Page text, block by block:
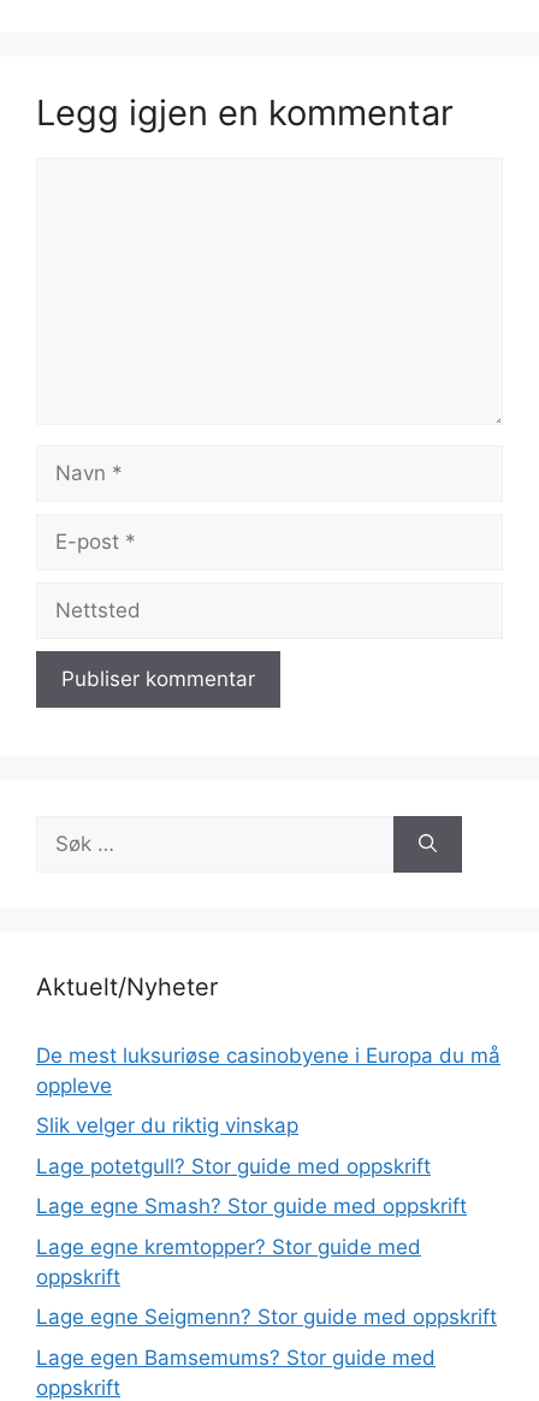
Legg igjen en kommentar
post
etter:
Aktuelt/Nyheter
De mest luksuriøse casinobyene i Europa du må
oppleve
Slik velger du riktig vinskap
Lage potetgull? Stor guide med oppskrift
Lage egne Smash? Stor guide med oppskrift
Lage egne kremtopper? Stor guide med
oppskrift
Lage egne Seigmenn? Stor guide med oppskrift
Lage egen Bamsemums? Stor guide med
oppskrift